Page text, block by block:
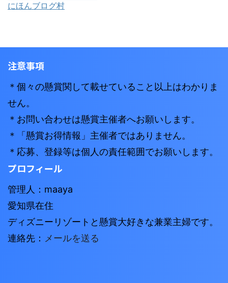
にほんブログ村
注意事項
＊個々の懸賞関して載せていること以上はわかりま
せん。
＊お問い合わせは懸賞主催者へお願いします。
＊「懸賞お得情報」主催者ではありません。
＊応募、登録等は個人の責任範囲でお願いします。
プロフィール
管理人：maaya
愛知県在住
ディズニーリゾートと懸賞大好きな兼業主婦です。
連絡先： メールを送る